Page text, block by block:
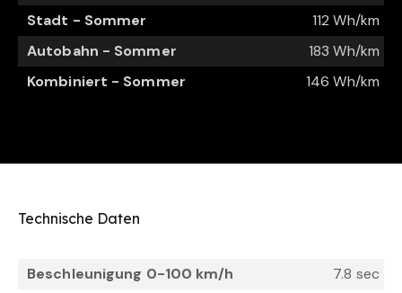
Stadt - Sommer
112 Wh/km
Autobahn - Sommer
183 Wh/km
Kombiniert - Sommer
146 Wh/km
Technische Daten
Beschleunigung 0-100 km/h
7.8 sec